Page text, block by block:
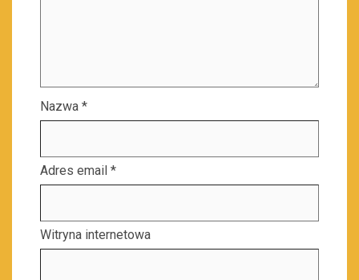
Nazwa *
Adres email *
Witryna internetowa